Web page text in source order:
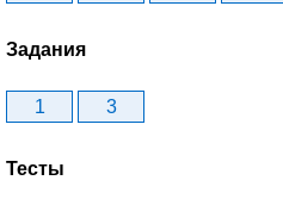
Задания
1 3
Тесты